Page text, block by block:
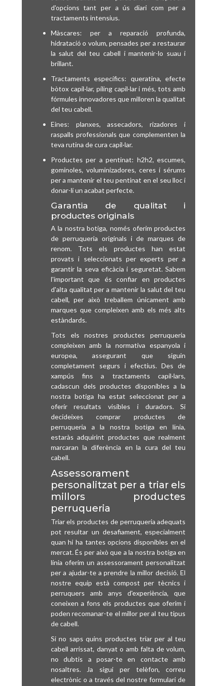
d'opcions tant per a ús diari com per a
tractaments intensius.
Màscares: per a reparació profunda,
hidratació o volum, pensades per a restaurar
la salut del teu cabell i mantenir-lo suau i
brillant.
Tractaments específics: queratina, efecte
bòtox capil·lar, píling capil·lar i més, tots amb
fórmules innovadores que milloren la qualitat
del teu cabell.
Eines: planxes, assecadors, rizadores i
raspalls professionals que complementen la
teva rutina de cura capil·lar.
Productes per a pentinat: h2h2, escumes,
gominoles, voluminizadores, ceres i sérums
per a mantenir el teu pentinat en el seu lloc i
donar-li un acabat perfecte.
Garantia de qualitat i
productes originals
A la nostra botiga, només oferim productes
de perruqueria originals i de marques de
renom. Tots els productes han estat
provats i seleccionats per experts per a
garantir la seva eficàcia i seguretat. Sabem
l'important que és confiar en productes
d'alta qualitat per a mantenir la salut del teu
cabell, per això treballem únicament amb
marques que compleixen amb els més alts
estàndards.
Tots els nostres productes perruqueria
compleixen amb la normativa espanyola i
europea, assegurant que siguin
completament segurs i efectius. Des de
xampús fins a tractaments capil·lars,
cadascun dels productes disponibles a la
nostra botiga ha estat seleccionat per a
oferir resultats visibles i duradors. Si
decideixes comprar productes de
perruqueria a la nostra botiga en línia,
estaràs adquirint productes que realment
marcaran la diferència en la cura del teu
cabell.
Assessorament
personalitzat per a triar els
millors productes
perruqueria
Triar els productes de perruqueria adequats
pot resultar un desafiament, especialment
quan hi ha tantes opcions disponibles en el
mercat. És per això que a la nostra botiga en
línia oferim un assessorament personalitzat
per a ajudar-te a prendre la millor decisió. El
nostre equip està compost per tècnics i
perruquers amb anys d'experiència, que
coneixen a fons els productes que oferim i
poden recomanar-te el millor per al teu tipus
de cabell.
Si no saps quins productes triar per al teu
cabell arrissat, danyat o amb falta de volum,
no dubtis a posar-te en contacte amb
nosaltres. Ja sigui per telèfon, correu
electrònic o a través del nostre formulari de